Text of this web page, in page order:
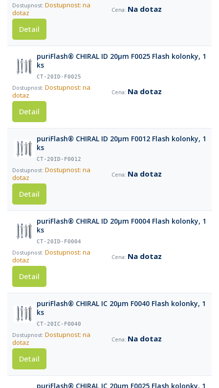
Dostupnost: na
dotaz
Na dotaz
Detail
puriFlash® CHIRAL ID 20µm F0025 Flash kolonky, 1
ks
CT-20ID-F0025
Dostupnost: na
dotaz
Na dotaz
Detail
puriFlash® CHIRAL ID 20µm F0012 Flash kolonky, 1
ks
CT-20ID-F0012
Dostupnost: na
dotaz
Na dotaz
Detail
puriFlash® CHIRAL ID 20µm F0004 Flash kolonky, 1
ks
CT-20ID-F0004
Dostupnost: na
dotaz
Na dotaz
Detail
puriFlash® CHIRAL IC 20µm F0040 Flash kolonky, 1
ks
CT-20IC-F0040
Dostupnost: na
dotaz
Na dotaz
Detail
puriFlash® CHIRAL IC 20µm F0025 Flash kolonky, 1